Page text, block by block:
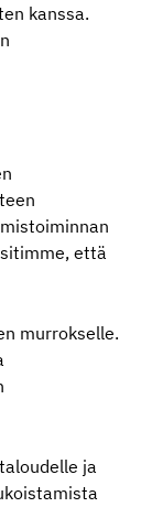
kanssa.
että
murrokselle.
ja